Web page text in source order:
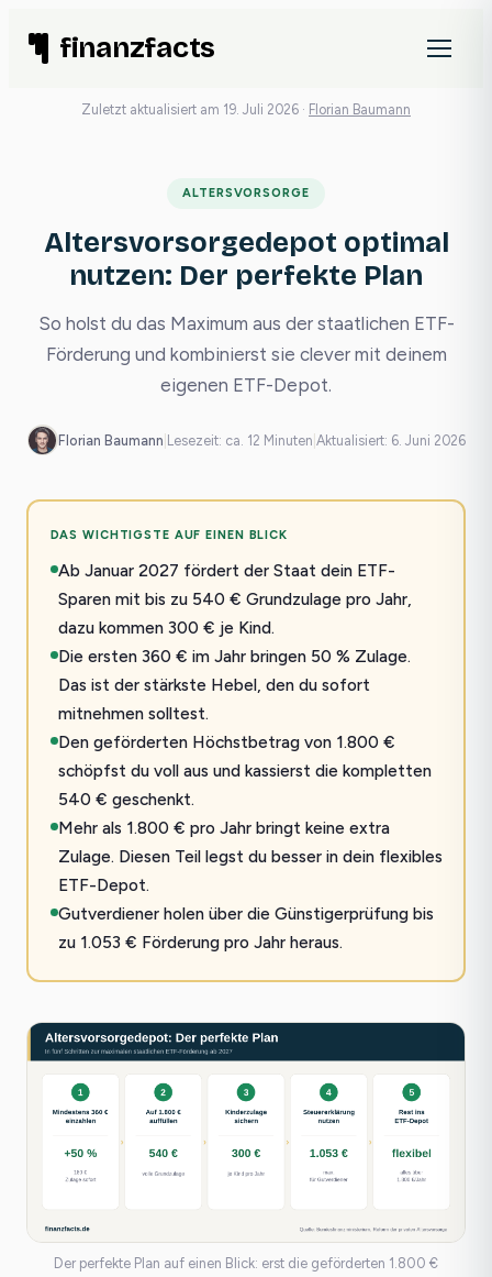
Inhalt finanzfacts
Zuletzt aktualisiert am 19. Juli 2026 · Florian Baumann
ALTERSVORSORGE
Altersvorsorgedepot optimal
nutzen: Der perfekte Plan
So holst du das Maximum aus der staatlichen ETF-
Förderung und kombinierst sie clever mit deinem
eigenen ETF-Depot.
Florian Baumann Lesezeit: ca. 12 Minuten Aktualisiert: 6. Juni 2026
DAS WICHTIGSTE AUF EINEN BLICK
Ab Januar 2027 fördert der Staat dein ETF-
Sparen mit bis zu 540 € Grundzulage pro Jahr,
dazu kommen 300 € je Kind.
Die ersten 360 € im Jahr bringen 50 % Zulage.
Das ist der stärkste Hebel, den du sofort
mitnehmen solltest.
Den geförderten Höchstbetrag von 1.800 €
schöpfst du voll aus und kassierst die kompletten
540 € geschenkt.
Mehr als 1.800 € pro Jahr bringt keine extra
Zulage. Diesen Teil legst du besser in dein flexibles
ETF-Depot.
Gutverdiener holen über die Günstigerprüfung bis
zu 1.053 € Förderung pro Jahr heraus.
Der perfekte Plan auf einen Blick: erst die geförderten 1.800 €